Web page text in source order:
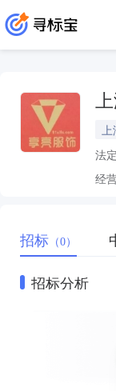
上
法
经
招标 （0）
招标分析